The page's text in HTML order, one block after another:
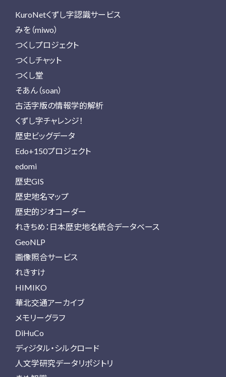
KuroNetくずし字認識サービス
みを（miwo）
つくしプロジェクト
つくしチャット
つくし堂
そあん（soan）
古活字版の情報学的解析
くずし字チャレンジ！
歴史ビッグデータ
Edo+150プロジェクト
edomi
歴史GIS
歴史地名マップ
歴史的ジオコーダー
れきちめ：日本歴史地名統合データベース
GeoNLP
画像照合サービス
れきすけ
HIMIKO
華北交通アーカイブ
メモリーグラフ
DiHuCo
ディジタル・シルクロード
人文学研究データリポジトリ